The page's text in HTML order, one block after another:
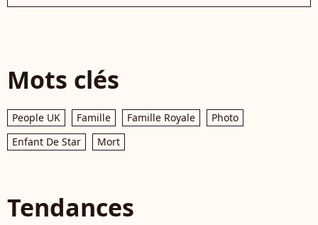
Mots clés
People UK Famille Famille Royale
Photo
Enfant De Star
Mort
Tendances